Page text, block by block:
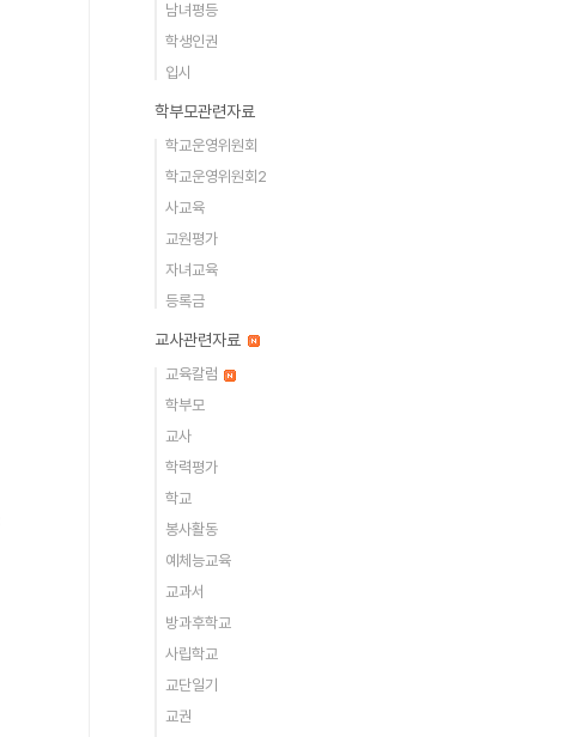
남녀평등
학생인권
입시
학부모관련자료
학교운영위원회
학교운영위원회2
사교육
교원평가
자녀교육
등록금
교사관련자료
교육칼럼
학부모
교사
학력평가
학교
봉사활동
예체능교육
교과서
방과후학교
사립학교
교단일기
교권